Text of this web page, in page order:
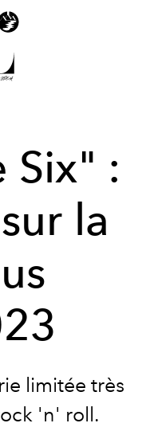
Six" :
la
limitée très
'n' roll.